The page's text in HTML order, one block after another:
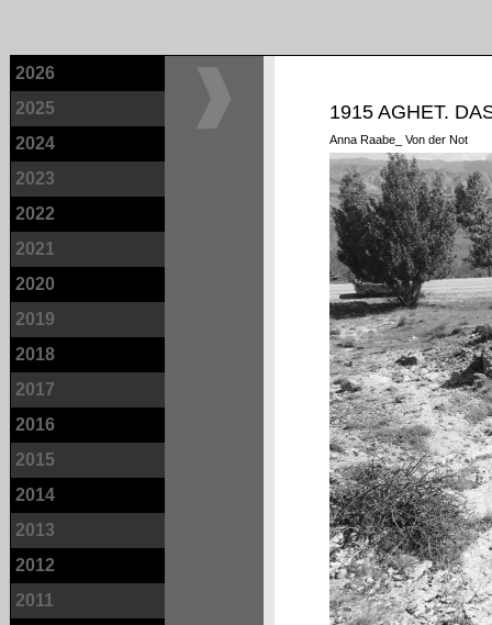
2026
2025
2024
2023
2022
2021
2020
2019
2018
2017
2016
2015
2014
2013
2012
2011
1915 AGHET.
Anna Raabe_ Von der Not